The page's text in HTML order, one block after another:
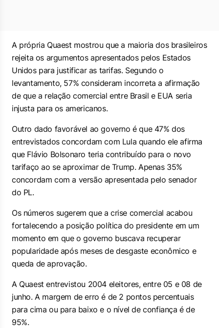
A própria Quaest mostrou que a maioria dos brasileiros
rejeita os argumentos apresentados pelos Estados
Unidos para justificar as tarifas. Segundo o
levantamento, 57% consideram incorreta a afirmação
de que a relação comercial entre Brasil e EUA seria
injusta para os americanos.
Outro dado favorável ao governo é que 47% dos
entrevistados concordam com Lula quando ele afirma
que Flávio Bolsonaro teria contribuído para o novo
tarifaço ao se aproximar de Trump. Apenas 35%
concordam com a versão apresentada pelo senador
do PL.
Os números sugerem que a crise comercial acabou
fortalecendo a posição política do presidente em um
momento em que o governo buscava recuperar
popularidade após meses de desgaste econômico e
queda de aprovação.
A Quaest entrevistou 2004 eleitores, entre 05 e 08 de
junho. A margem de erro é de 2 pontos percentuais
para cima ou para baixo e o nível de confiança é de
95%.